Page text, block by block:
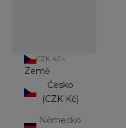
CZK Kč
Země
Česko
(CZK Kč)
Německo